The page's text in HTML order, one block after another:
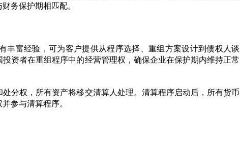
务保护期相匹配。
丰富经验，可为客户提供从程序选择、重组方案设计到债权人谈
资者在重组程序中的经营管理权，确保企业在保护期内维持正常
分权，所有资产将移交清算人处理。清算程序启动后，所有货币
参与清算程序。